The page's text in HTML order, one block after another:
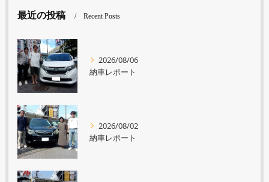
最近の投稿 Recent Posts
2026/08/06
納車レポート
2026/08/02
納車レポート